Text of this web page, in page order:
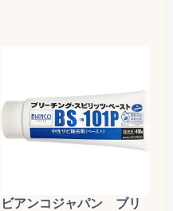
ビアンコジャパン ブリ